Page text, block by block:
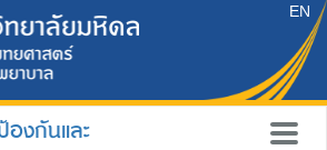
EN
องกันและ